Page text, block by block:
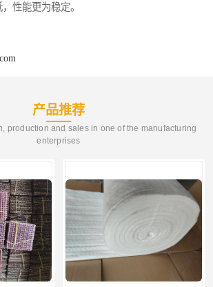
性能更为稳定。
产品推荐
production and sales in one of the manufacturing
enterprises